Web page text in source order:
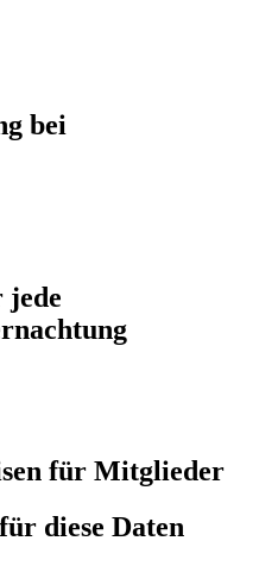
bei
jede
für Mitglieder
diese Daten